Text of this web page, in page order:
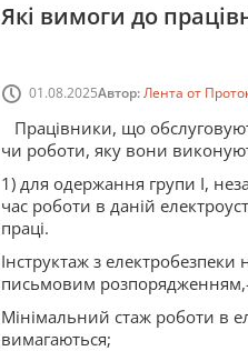
Які вимоги до
01.08.2025Автор:Лента от
Працівники, що
чи роботи, яку вони
1) для одержання групи I,
час роботи в даній
праці.
Інструктаж з електробезпеки
письмовим розпорядженням,-
Мінімальний стаж роботи в
вимагаються;